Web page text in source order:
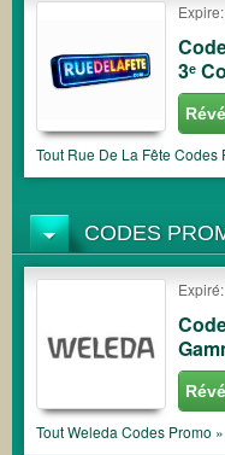
3ᵉ
Tout Rue De La FêteCodes
CODES
ToutWeleda Codes Promo »